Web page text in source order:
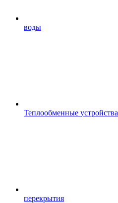
воды
Теплообменные устройства
перекрытия